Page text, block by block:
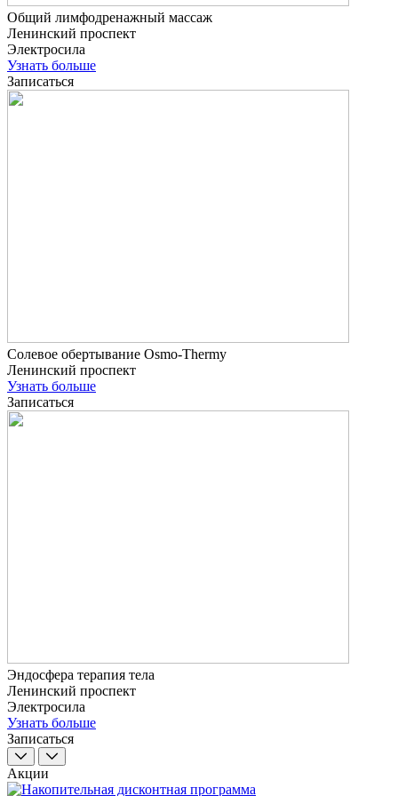
Общий лимфодренажный массаж
Ленинский проспект
Электросила
Узнать больше
Записаться
Солевое обертывание Osmo-Thermy
Ленинский проспект
Узнать больше
Записаться
Эндосфера терапия тела
Ленинский проспект
Электросила
Узнать больше
Записаться
Акции